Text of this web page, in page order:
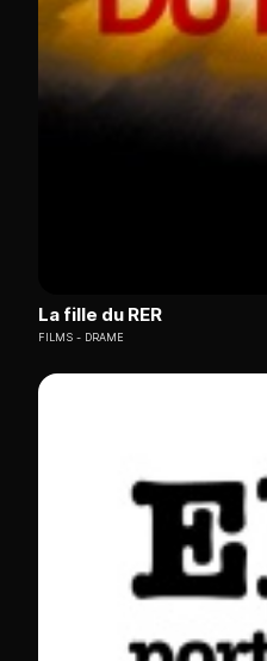
La fille du RER
FILMS DRAME